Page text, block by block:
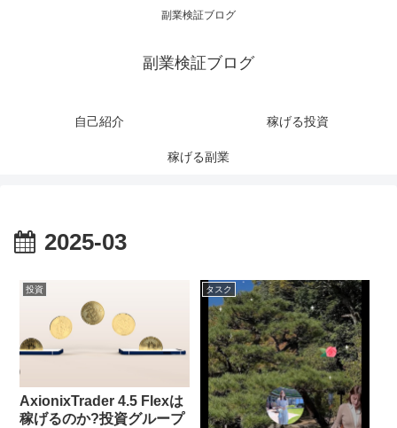
副業検証ブログ
副業検証ブログ
自己紹介 稼げる投資
稼げる副業
2025-03
投資
AxionixTrader 4.5 Flexは
稼げるのか?投資グループ
タスク